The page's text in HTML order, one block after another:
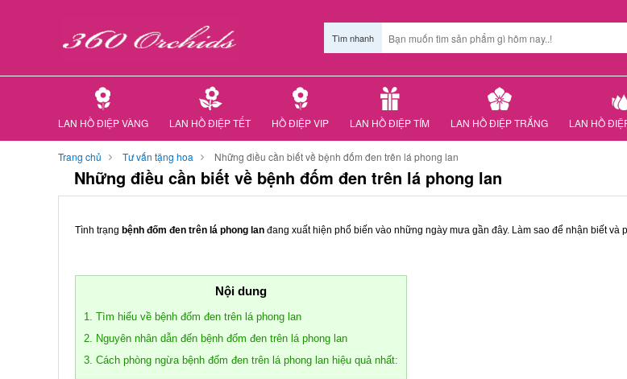
Tìm nhanh
LAN HỒ ĐIỆP VÀNG LAN HỒ ĐIỆP TẾT HỒ ĐIỆP VIP LAN HỒ ĐIỆP TÍM LAN HỒ ĐIỆP TRẮNG LAN HỒ
Trang chủ Tư vấn tặng hoa Những điều cần biết về bệnh đốm đen trên lá phong lan
Những điều cần biết về bệnh đốm đen trên lá phong lan
Tình trạng bệnh đốm đen trên lá phong lan đang xuất hiện phổ biến vào những ngày mưa gần đây. Làm sao để nhận biết và
Nội dung
1. Tìm hiểu về bệnh đốm đen trên lá phong lan
2. Nguyên nhân dẫn đến bệnh đốm đen trên lá phong lan
3. Cách phòng ngừa bệnh đốm đen trên lá phong lan hiệu quả nhất: